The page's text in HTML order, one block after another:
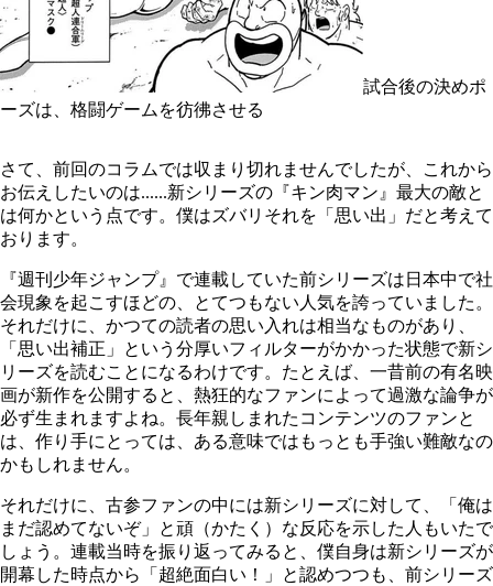
試合後の決めポ
ーズは、格闘ゲームを彷彿させる
さて、前回のコラムでは収まり切れませんでしたが、これから
お伝えしたいのは......新シリーズの『キン肉マン』最大の敵と
は何かという点です。僕はズバリそれを「思い出」だと考えて
おります。
『週刊少年ジャンプ』で連載していた前シリーズは日本中で社
会現象を起こすほどの、とてつもない人気を誇っていました。
それだけに、かつての読者の思い入れは相当なものがあり、
「思い出補正」という分厚いフィルターがかかった状態で新シ
リーズを読むことになるわけです。たとえば、一昔前の有名映
画が新作を公開すると、熱狂的なファンによって過激な論争が
必ず生まれますよね。長年親しまれたコンテンツのファンと
は、作り手にとっては、ある意味ではもっとも手強い難敵なの
かもしれません。
それだけに、古参ファンの中には新シリーズに対して、「俺は
まだ認めてないぞ」と頑（かたく）な反応を示した人もいたで
しょう。連載当時を振り返ってみると、僕自身は新シリーズが
開幕した時点から「超絶面白い！」と認めつつも、前シリーズ